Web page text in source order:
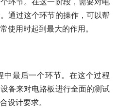
通过这个环节的操作，可以帮
使用时起到最大的作用。
最后一个环节。在这个过程
备来对电路板进行全面的测试
设计要求。